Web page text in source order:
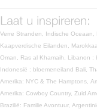
Verre Stranden, Indische Oceaan,
Kaapverdische Eilanden,
Oman, Ras al Khamaih, Libanon :
Indonesië : bloemeneiland Bali,
Amerika: NYC & The Hamptons,
Amerika: Cowboy Country, Zuid
Brazilië: Familie Avontuur,